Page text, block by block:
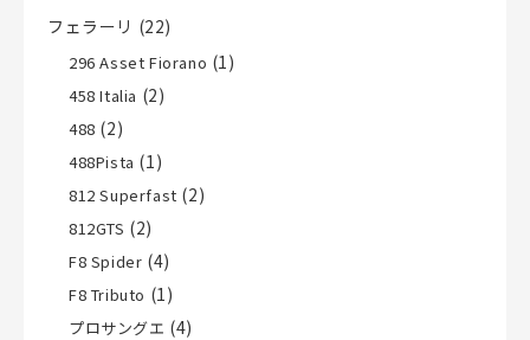
フェラーリ (22)
296 Asset Fiorano (1)
458 Italia (2)
488 (2)
488Pista (1)
812 Superfast (2)
812GTS (2)
F8 Spider (4)
F8 Tributo (1)
プロサングエ (4)